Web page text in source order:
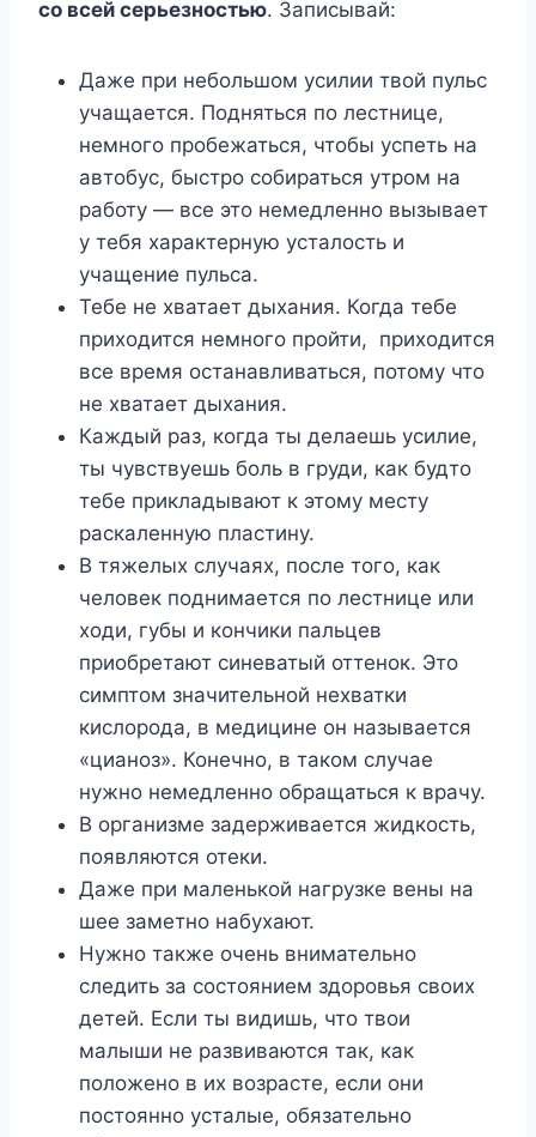
со всей серьезностью. Записывай:
Даже при небольшом усилии твой пульс
учащается. Подняться по лестнице,
немного пробежаться, чтобы успеть на
автобус, быстро собираться утром на
работу — все это немедленно вызывает
у тебя характерную усталость и
учащение пульса.
Тебе не хватает дыхания. Когда тебе
приходится немного пройти, приходится
все время останавливаться, потому что
не хватает дыхания.
Каждый раз, когда ты делаешь усилие,
ты чувствуешь боль в груди, как будто
тебе прикладывают к этому месту
раскаленную пластину.
В тяжелых случаях, после того, как
человек поднимается по лестнице или
ходи, губы и кончики пальцев
приобретают синеватый оттенок. Это
симптом значительной нехватки
кислорода, в медицине он называется
«цианоз». Конечно, в таком случае
нужно немедленно обращаться к врачу.
В организме задерживается жидкость,
появляются отеки.
Даже при маленькой нагрузке вены на
шее заметно набухают.
Нужно также очень внимательно
следить за состоянием здоровья своих
детей. Если ты видишь, что твои
малыши не развиваются так, как
положено в их возрасте, если они
постоянно усталые, обязательно